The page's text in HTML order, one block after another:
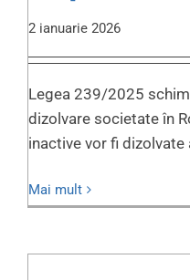
2 ianuarie 2026
Legea 239/2025
dizolvare societate în
inactive vor fi dizolvate
Mai mult